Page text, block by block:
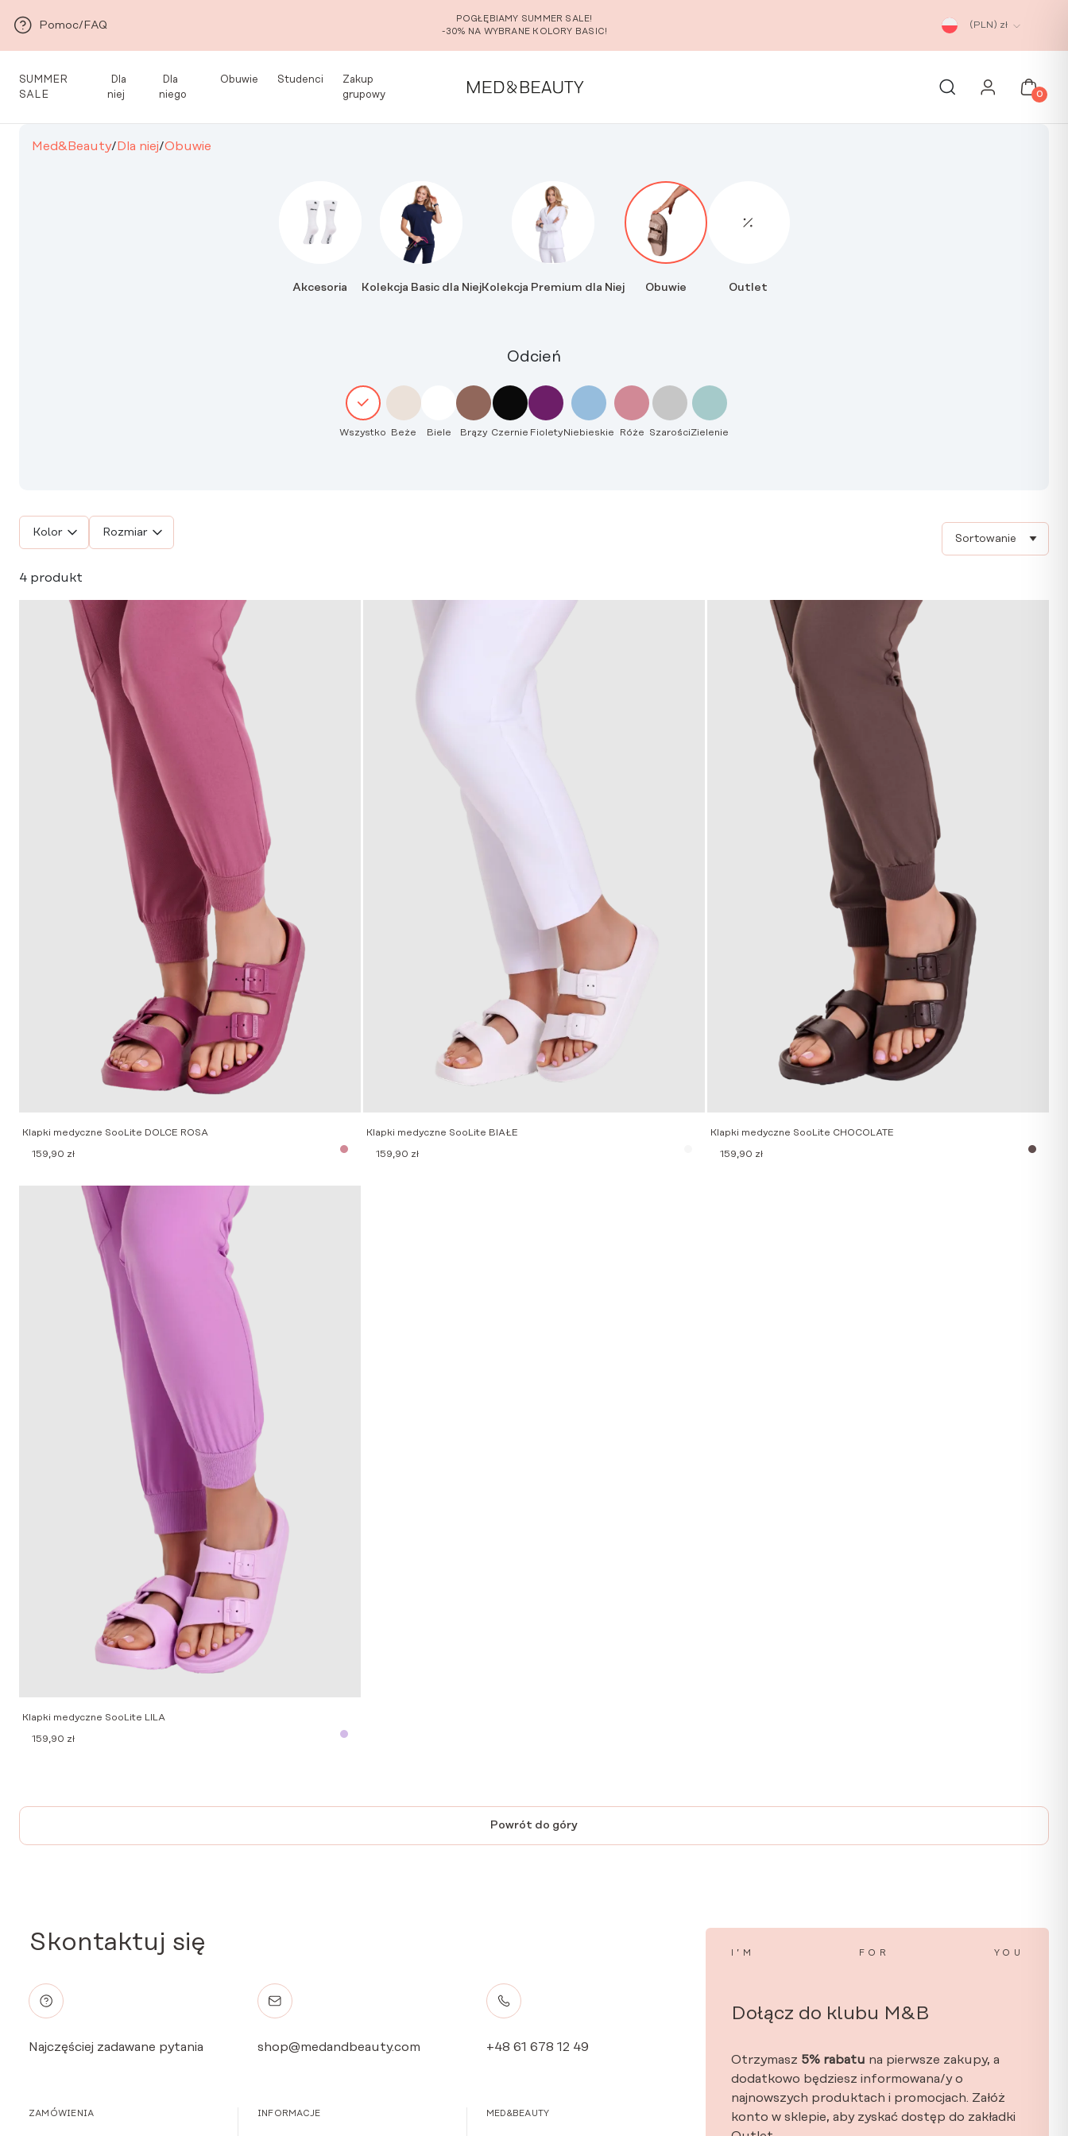
Pomoc/FAQ
POGŁĘBIAMY SUMMER SALE!
-30% NA WYBRANE KOLORY BASIC!
(PLN) zł
SUMMER
SALE
Dla
niej
Dla
niego
Obuwie Studenci
Zakup
grupowy
0
Med&Beauty/Dla niej/Obuwie
Akcesoria Kolekcja Basic dla NiejKolekcja Premium dla Niej Obuwie Outlet
Odcień
Wszystko Beże Biele Brązy Czernie FioletyNiebieskie Róże SzarościZielenie
Kolor Rozmiar Sort products
4 produkt
Klapki medyczne SooLite DOLCE ROSA
159,90 zł
Klapki medyczne SooLite BIAŁE
159,90 zł
Klapki medyczne SooLite CHOCOLATE
159,90 zł
Klapki medyczne SooLite LILA
159,90 zł
Powrót do góry
Skontaktuj się
Najczęściej zadawane pytania shop@medandbeauty.com +48 61 678 12 49
ZAMÓWIENIA INFORMACJE MED&BEAUTY
I’M FOR YOU
Dołącz do klubu M&B
Otrzymasz 5% rabatu na pierwsze zakupy, a
dodatkowo będziesz informowana/y o
najnowszych produktach i promocjach. Załóż
konto w sklepie, aby zyskać dostęp do zakładki